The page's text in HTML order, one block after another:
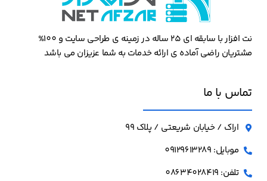
نت افزار با سابقه ای 25 ساله در زمینه ی طراحی سایت و 100%
مشتریان راضی آماده ی ارائه خدمات به شما عزیزان می باشد
تماس با ما
اراک / خیابان شریعتی / پلاک 99
موبایل: 09129613289
تلفن: 08634028419